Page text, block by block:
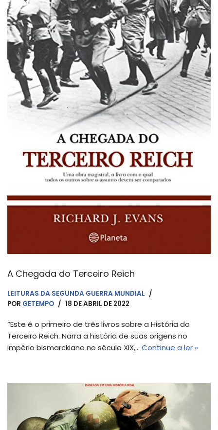
A Chegada do Terceiro Reich
LEITURAS DA SEGUNDA GUERRA MUNDIAL
POR GETEMPO 18 DE ABRIL DE 2022
“Este é o primeiro de três livros sobre a História do
Terceiro Reich. Narra a história de suas origens no
Império bismarckiano no século XIX,… Continue a ler »